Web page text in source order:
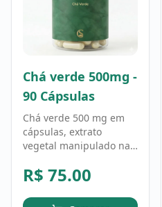
Chá verde 500mg -
90 Cápsulas
Chá verde 500 mg em
cápsulas, extrato
vegetal manipulado na
personalizada, uso
profissional.
R$ 75.00